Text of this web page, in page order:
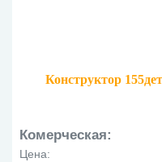
Конструктор
Комерческая:
Цена: